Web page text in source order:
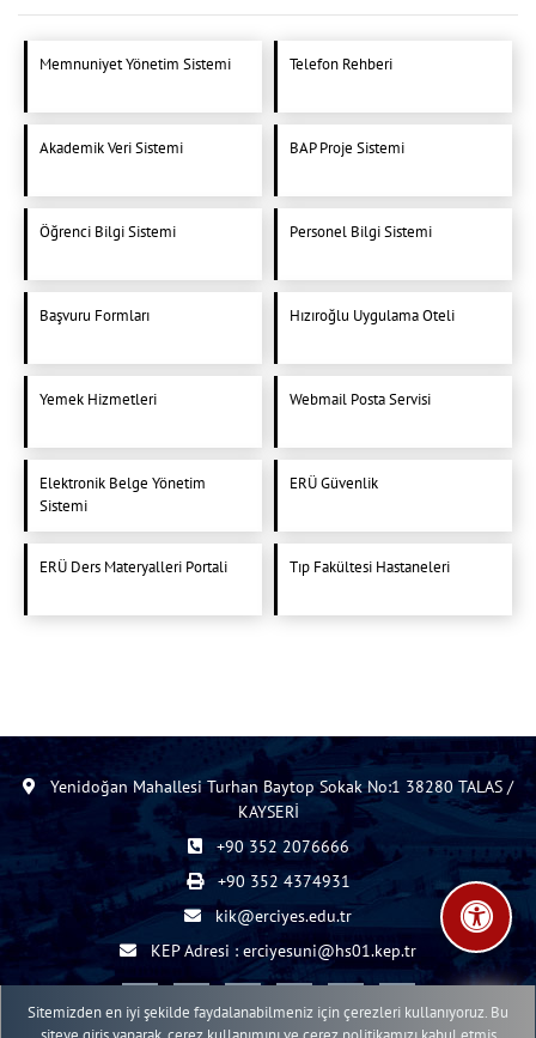
Memnuniyet Yönetim Sistemi Telefon Rehberi
Akademik Veri Sistemi BAP Proje Sistemi
Öğrenci Bilgi Sistemi Personel Bilgi Sistemi
Başvuru Formları Hızıroğlu Uygulama Oteli
Yemek Hizmetleri Webmail Posta Servisi
Elektronik Belge Yönetim
Sistemi
ERÜ Güvenlik
ERÜ Ders Materyalleri Portali Tıp Fakültesi Hastaneleri
Yenidoğan Mahallesi Turhan Baytop Sokak No:1 38280 TALAS /
KAYSERİ
+90 352 2076666
+90 352 4374931
kik@erciyes.edu.tr
KEP Adresi : erciyesuni@hs01.kep.tr
Sitemizden en iyi şekilde faydalanabilmeniz için çerezleri kullanıyoruz. Bu